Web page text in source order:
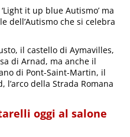
it up blue Autismo’ ma
dell’Autismo che si celebra
il castello di Aymavilles,
di Arnad, ma anche il
di Pont-Saint-Martin, il
l’arco della Strada Romana
oggi al salone